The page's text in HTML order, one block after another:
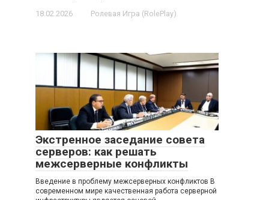
18.02.2026 Ролевая Игра (RolePlay)
Экстренное заседание совета
серверов: как решать
межсерверные конфликты
Введение в проблему межсерверных конфликтов В
современном мире качественная работа серверной